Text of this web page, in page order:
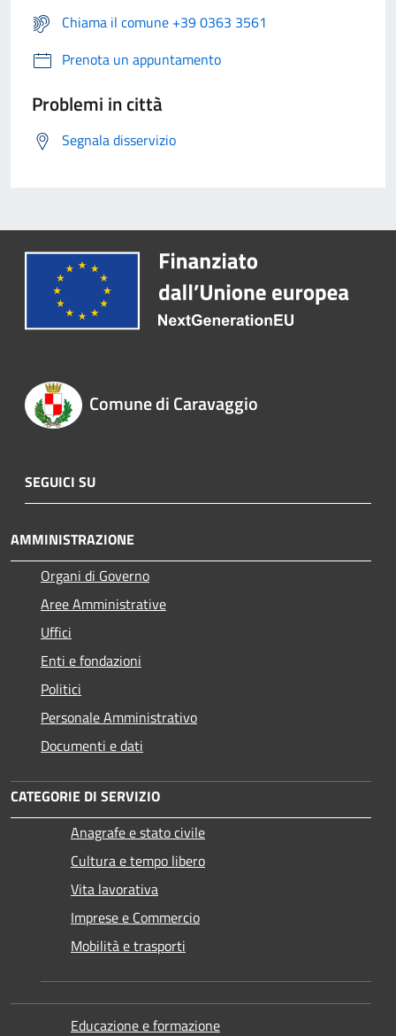
Chiama il comune +39 0363 3561
Prenota un appuntamento
Problemi in città
Segnala disservizio
Comune di Caravaggio
SEGUICI SU
AMMINISTRAZIONE
Organi di Governo
Aree Amministrative
Uffici
Enti e fondazioni
Politici
Personale Amministrativo
Documenti e dati
CATEGORIE DI SERVIZIO
Anagrafe e stato civile
Cultura e tempo libero
Vita lavorativa
Imprese e Commercio
Mobilità e trasporti
Educazione e formazione